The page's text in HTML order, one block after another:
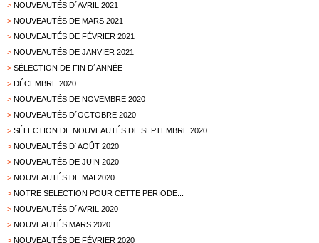
> NOUVEAUTÉS D´AVRIL 2021
> NOUVEAUTÉS DE MARS 2021
> NOUVEAUTÉS DE FÉVRIER 2021
> NOUVEAUTÉS DE JANVIER 2021
> SÉLECTION DE FIN D´ANNÉE
> DÉCEMBRE 2020
> NOUVEAUTÉS DE NOVEMBRE 2020
> NOUVEAUTÉS D´OCTOBRE 2020
> SÉLECTION DE NOUVEAUTÉS DE SEPTEMBRE 2020
> NOUVEAUTÉS D´AOÛT 2020
> NOUVEAUTÉS DE JUIN 2020
> NOUVEAUTÉS DE MAI 2020
> NOTRE SELECTION POUR CETTE PERIODE...
> NOUVEAUTÉS D´AVRIL 2020
> NOUVEAUTÉS MARS 2020
> NOUVEAUTÉS DE FÉVRIER 2020